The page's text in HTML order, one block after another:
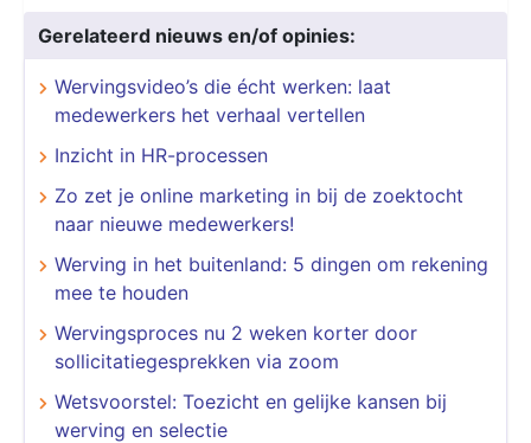
Gerelateerd nieuws en/of opinies:
Wervingsvideo’s die écht werken: laat
medewerkers het verhaal vertellen
​​​​​​​Inzicht in HR-processen
Zo zet je online marketing in bij de zoektocht
naar nieuwe medewerkers!
Werving in het buitenland: 5 dingen om rekening
mee te houden
Wervingsproces nu 2 weken korter door
sollicitatiegesprekken via zoom
Wetsvoorstel: Toezicht en gelijke kansen bij
werving en selectie